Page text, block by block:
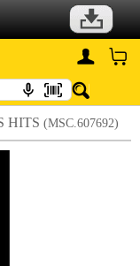
HITS (MSC.607692)